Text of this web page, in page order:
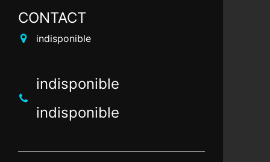
CONTACT
indisponible
indisponible
indisponible